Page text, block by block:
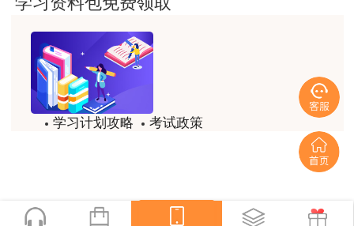
非常非常非常非常棒！！!！
用户xi****mo
土建计量这门课我听了门金瑞和孙琦两位老师的课
程，感觉各有千秋，正好取长补短助我通过了该门考
时间是我们通过的保证，没有什么比坚持更有价值，
听王英老师的土建案例课程就是通过一造考试的最强
学习计划攻略
考试政策